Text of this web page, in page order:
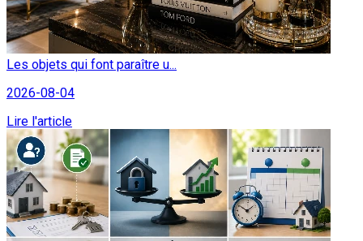
Les objets qui font paraître u...
2026-08-04
Lire l'article